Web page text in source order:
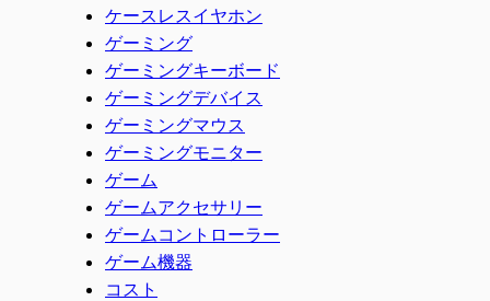
ケースレスイヤホン
ゲーミング
ゲーミングキーボード
ゲーミングデバイス
ゲーミングマウス
ゲーミングモニター
ゲーム
ゲームアクセサリー
ゲームコントローラー
ゲーム機器
コスト